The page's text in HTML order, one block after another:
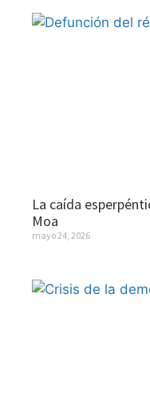
La caída
Moa
mayo 24, 2026